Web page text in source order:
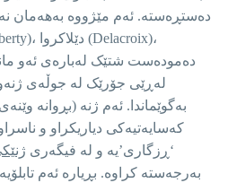
دەستڕەستە. ئەم مێژووە بەهەمان
دەمودەست شتێک لەبارەی ئەو
لەڕێی جۆرێک لە جوڵەی
کەسایەتیەکی دیاریکراو و
‘ڕزگاری’یە و لە فیگەری